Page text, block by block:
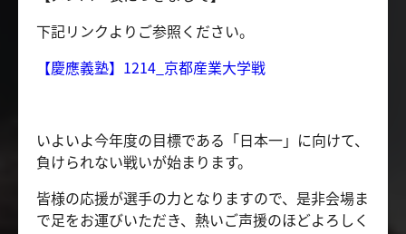
下記リンクよりご参照ください。
【慶應義塾】1214_京都産業大学戦
いよいよ今年度の目標である「日本一」に向けて、
負けられない戦いが始まります。
皆様の応援が選手の力となりますので、是非会場ま
で足をお運びいただき、熱いご声援のほどよろしく